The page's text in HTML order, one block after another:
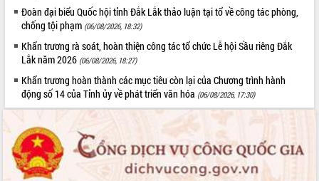
Đoàn đại biểu Quốc hội tỉnh Đắk Lắk thảo luận tại tổ về công tác phòng,
chống tội phạm (06/08/2026, 18:32)
Khẩn trương rà soát, hoàn thiện công tác tổ chức Lễ hội Sầu riêng Đắk
Lắk năm 2026 (06/08/2026, 18:27)
Khẩn trương hoàn thành các mục tiêu còn lại của Chương trình hành
động số 14 của Tỉnh ủy về phát triển văn hóa (06/08/2026, 17:30)